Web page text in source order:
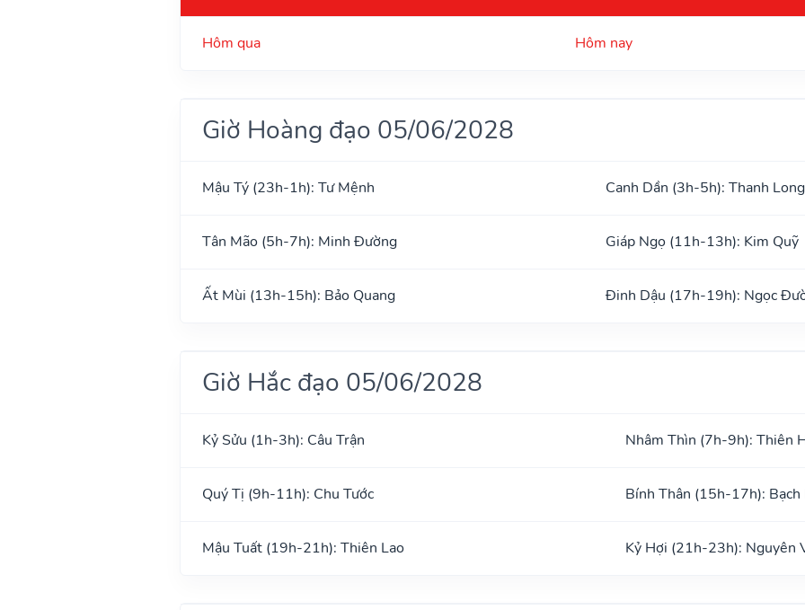
Hôm qua Hôm nay
Giờ Hoàng đạo 05/06/2028
Mậu Tý (23h-1h): Tư Mệnh Canh Dần (3h-5h): Thanh Long
Tân Mão (5h-7h): Minh Đường Giáp Ngọ (11h-13h): Kim Quỹ
Ất Mùi (13h-15h): Bảo Quang Đinh Dậu (17h-19h): Ngọc
Giờ Hắc đạo 05/06/2028
Kỷ Sửu (1h-3h): Câu Trận Nhâm Thìn (7h-9h): Thiên
Quý Tị (9h-11h): Chu Tước Bính Thân (15h-17h): Bạch
Mậu Tuất (19h-21h): Thiên Lao Kỷ Hợi (21h-23h): Nguyên